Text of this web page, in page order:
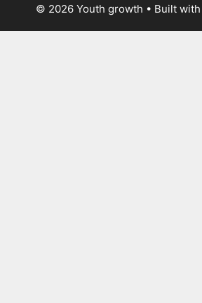
© 2026 Youth growth • Built with